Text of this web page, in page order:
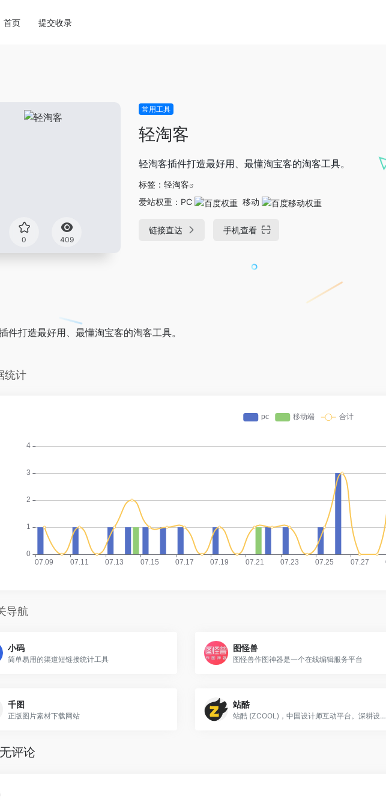
首页 提交收录
0 409
常用工具
轻淘客
轻淘客插件打造最好用、最懂淘宝客的淘客工具。
标签： 轻淘客
爱站权重： PC 移动
链接直达 手机查看
件打造最好用、最懂淘宝客的淘客工具。
统计
导航
小码
简单易用的渠道短链接统计工具
图怪兽
图怪兽作图神器是一个在线编辑服务平台
千图
正版图片素材下载网站
站酷
站酷 (ZCOOL)，中国设计师互动平台。深耕设计领域十五年，站酷聚集了1300万设计师、摄影师、插画师、艺术家、创意人，设计创意群体中具有较高的影响力与号召力。
评论